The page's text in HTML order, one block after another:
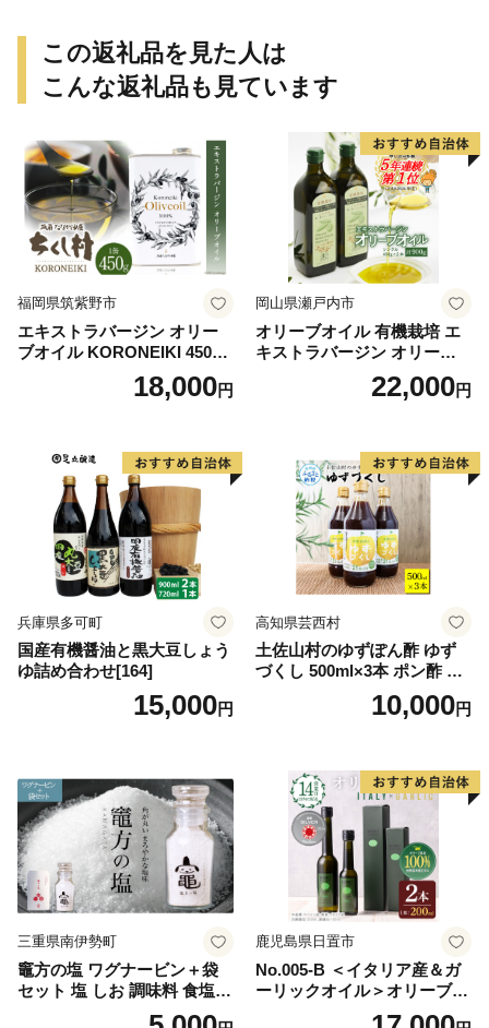
この返礼品を見た人は
こんな返礼品も見ています
福岡県筑紫野市
エキストラバージン オリー
ブオイル KORONEIKI 450g
[筑前たなか油屋 福岡県 筑紫
野市 21760403] 油 食用油 オ
18,000円
岡山県瀬戸内市
オリーブオイル 有機栽培 エ
キストラバージン オリーブ
オイル シングル 2本 セット
オーガニック 調味料 油 オリ
22,000円
兵庫県多可町
国産有機醤油と黒大豆しょう
ゆ詰め合わせ[164]
15,000円
高知県芸西村
土佐山村のゆずぽん酢 ゆず
づくし 500ml×3本 ポン酢 ポ
ンズ ゆず 柚子 調味料 さっぱ
り 美味しい おいしい 鍋 しゃ
10,000円
三重県南伊勢町
竈方の塩 ワグナービン＋袋
セット 塩 しお 調味料 食塩
天然 ミネラル 調味料 ソルト
鹿児島県日置市
No.005-B ＜イタリア産＆ガ
ーリックオイル＞オリーブオ
イルセット(200ml×2本) 日置